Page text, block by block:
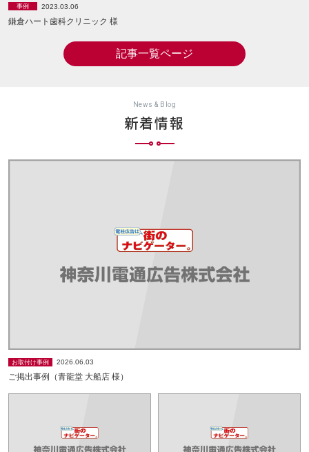
事例 2023.03.06
鎌倉ハート歯科クリニック 様
記事一覧ページ
News & Blog
新着情報
お取付け事例 2026.06.03
ご掲出事例（青龍堂 大船店 様）